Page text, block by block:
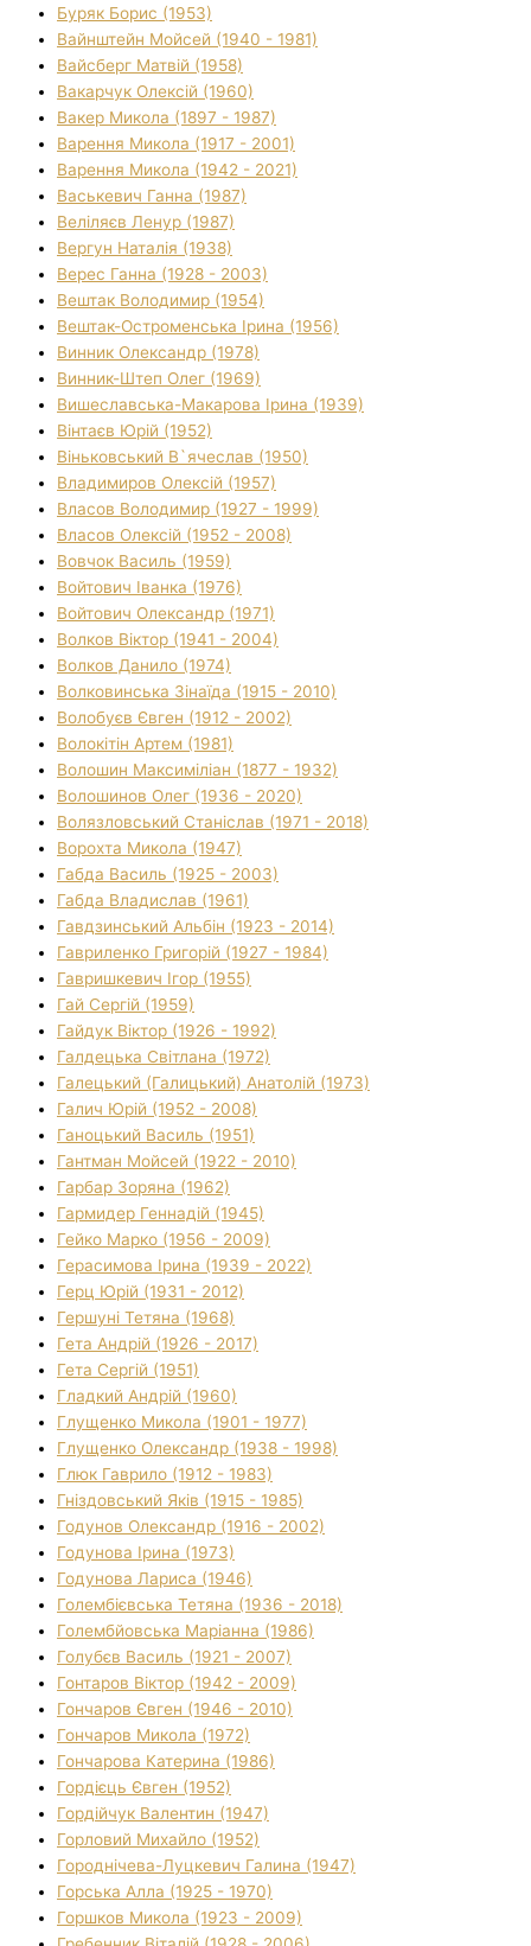
Буряк Борис (1953)
Вайнштейн Мойсей (1940 - 1981)
Вайсберг Матвій (1958)
Вакарчук Олексій (1960)
Вакер Микола (1897 - 1987)
Варення Микола (1917 - 2001)
Варення Микола (1942 - 2021)
Васькевич Ганна (1987)
Веліляєв Ленур (1987)
Вергун Наталія (1938)
Верес Ганна (1928 - 2003)
Вештак Володимир (1954)
Вештак-Остроменська Ірина (1956)
Винник Олександр (1978)
Винник-Штеп Олег (1969)
Вишеславська-Макарова Ірина (1939)
Вінтаєв Юрій (1952)
Віньковський В`ячеслав (1950)
Владимиров Олексій (1957)
Власов Володимир (1927 - 1999)
Власов Олексій (1952 - 2008)
Вовчок Василь (1959)
Войтович Іванка (1976)
Войтович Олександр (1971)
Волков Віктор (1941 - 2004)
Волков Данило (1974)
Волковинська Зінаїда (1915 - 2010)
Волобуєв Євген (1912 - 2002)
Волокітін Артем (1981)
Волошин Максиміліан (1877 - 1932)
Волошинов Олег (1936 - 2020)
Волязловський Станіслав (1971 - 2018)
Ворохта Микола (1947)
Габда Василь (1925 - 2003)
Габда Владислав (1961)
Гавдзинський Альбін (1923 - 2014)
Гавриленко Григорій (1927 - 1984)
Гавришкевич Ігор (1955)
Гай Сергій (1959)
Гайдук Віктор (1926 - 1992)
Галдецька Світлана (1972)
Галецький (Галицький) Анатолій (1973)
Галич Юрій (1952 - 2008)
Ганоцький Василь (1951)
Гантман Мойсей (1922 - 2010)
Гарбар Зоряна (1962)
Гармидер Геннадій (1945)
Гейко Марко (1956 - 2009)
Герасимова Ірина (1939 - 2022)
Герц Юрій (1931 - 2012)
Гершуні Тетяна (1968)
Гета Андрій (1926 - 2017)
Гета Сергій (1951)
Гладкий Андрій (1960)
Глущенко Микола (1901 - 1977)
Глущенко Олександр (1938 - 1998)
Глюк Гаврило (1912 - 1983)
Гніздовський Яків (1915 - 1985)
Годунов Олександр (1916 - 2002)
Годунова Ірина (1973)
Годунова Лариса (1946)
Голембієвська Тетяна (1936 - 2018)
Голембйовська Маріанна (1986)
Голубєв Василь (1921 - 2007)
Гонтаров Віктор (1942 - 2009)
Гончаров Євген (1946 - 2010)
Гончаров Микола (1972)
Гончарова Катерина (1986)
Гордієць Євген (1952)
Гордійчук Валентин (1947)
Горловий Михайло (1952)
Городнічева-Луцкевич Галина (1947)
Горська Алла (1925 - 1970)
Горшков Микола (1923 - 2009)